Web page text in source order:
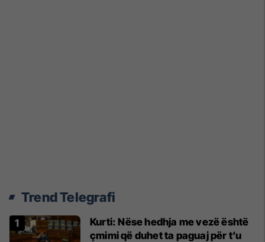
Trend Telegrafi
Kurti: Nëse hedhja me vezë është
çmimi që duhet ta paguaj për t’u